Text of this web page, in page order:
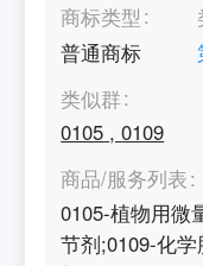
商标类型
普通商标
类似群
0105 ,0109
商品/服务列表
0105-植物用微
节剂;0109-化